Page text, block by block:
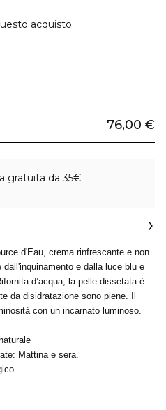
acquisto
76,00 €
gratuita da 35€
d'Eau, crema rinfrescante e non
e dalla luce blu e
d’acqua, la pelle dissetata è
da disidratazione sono piene. Il
con un incarnato luminoso.
Mattina e sera.